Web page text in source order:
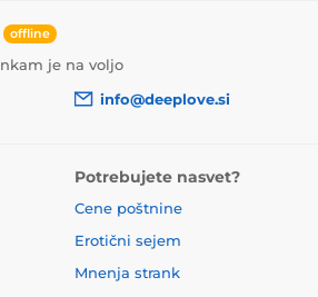
offline
je na voljo
info@deeplove.si
Potrebujete nasvet?
Cene poštnine
Erotični sejem
Mnenja strank